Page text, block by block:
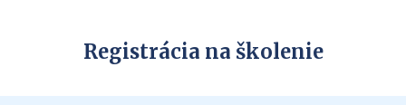
Registrácia na školenie